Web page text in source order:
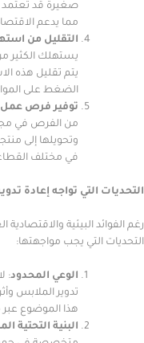
صغيرة قد تعتمد على
مما يدعم الاقتصاد المحلي.
التقليل من استهلاك
يستهلك الكثير من الطاقة
يتم تقليل هذه
الضغط على الموارد
توفير فرص عمل جديدة:
من الفرص في مجالات مثل
وتحويلها إلى منتجات
في مختلف القطاعات.
تواجه إعادة تدوير
البيئية والاقتصادية العديدة
يجب مواجهتها:
الوعي المحدود: لا يزال
تدوير الملابس وأثرها
هذا الموضوع عبر حملات
البنية التحتية المحدودة: